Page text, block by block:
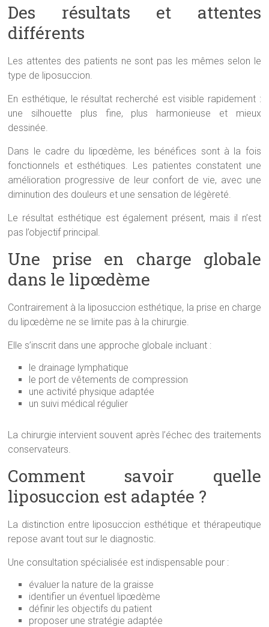
Des résultats et attentes
différents
Les attentes des patients ne sont pas les mêmes selon le
type de liposuccion.
En esthétique, le résultat recherché est visible rapidement :
une silhouette plus fine, plus harmonieuse et mieux
dessinée.
Dans le cadre du lipœdème, les bénéfices sont à la fois
fonctionnels et esthétiques. Les patientes constatent une
amélioration progressive de leur confort de vie, avec une
diminution des douleurs et une sensation de légèreté.
Le résultat esthétique est également présent, mais il n’est
pas l’objectif principal.
Une prise en charge globale
dans le lipœdème
Contrairement à la liposuccion esthétique, la prise en charge
du lipœdème ne se limite pas à la chirurgie.
Elle s’inscrit dans une approche globale incluant :
le drainage lymphatique
le port de vêtements de compression
une activité physique adaptée
un suivi médical régulier
La chirurgie intervient souvent après l’échec des traitements
conservateurs.
Comment savoir quelle
liposuccion est adaptée ?
La distinction entre liposuccion esthétique et thérapeutique
repose avant tout sur le diagnostic.
Une consultation spécialisée est indispensable pour :
évaluer la nature de la graisse
identifier un éventuel lipœdème
définir les objectifs du patient
proposer une stratégie adaptée